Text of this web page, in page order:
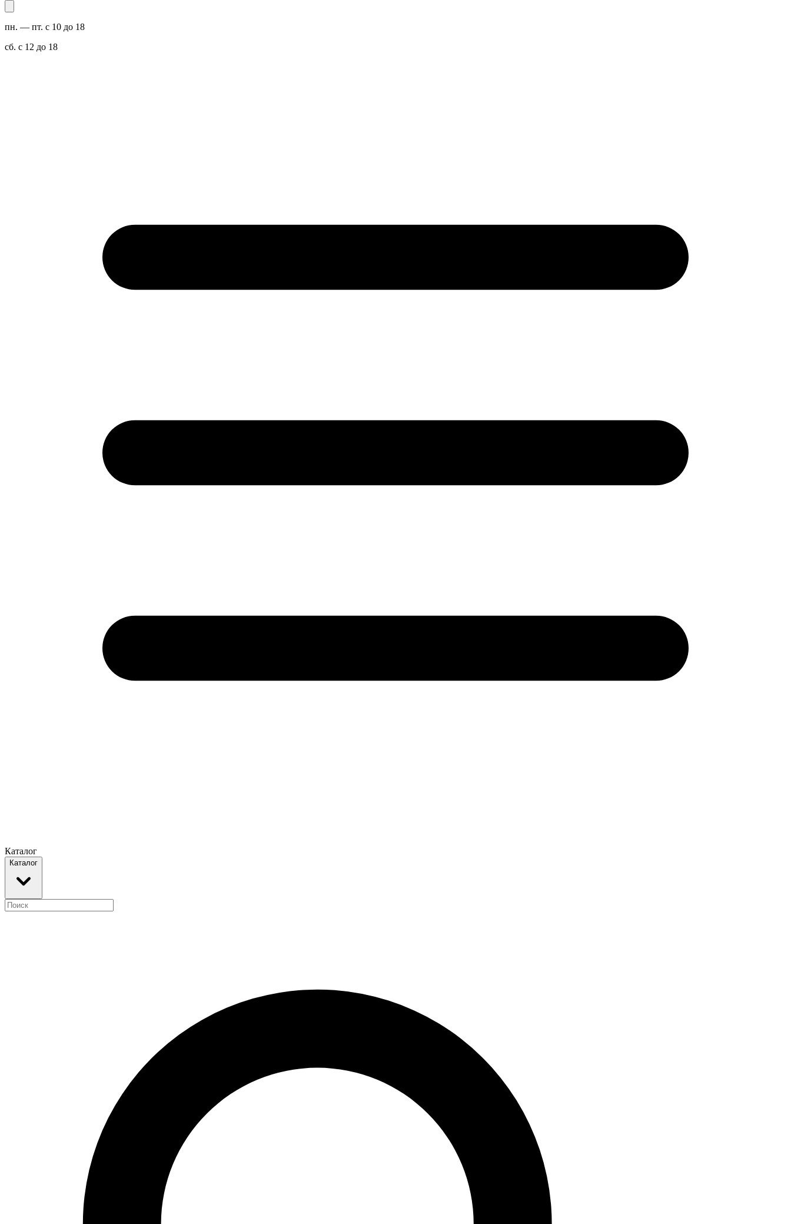
пн. — пт. с 10 до 18
сб. с 12 до 18
Каталог
Каталог